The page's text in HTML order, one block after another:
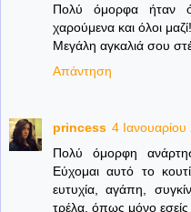
Πολύ όμορφα ήταν
χαρούμενα και όλοι μαζί!
Μεγάλη αγκαλιά σου
Απάντηση
princess 4
Πολύ όμορφη
Εύχομαι αυτό το
ευτυχία, αγάπη,
τρέλα, όπως μόνο εσείς